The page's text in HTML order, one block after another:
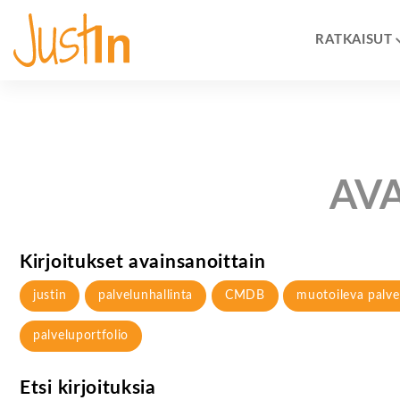
RATKAISUT
Kirjoitukset avainsanoittain
justin palvelunhallinta CMDB muotoileva
palveluportfolio
Etsi kirjoituksia